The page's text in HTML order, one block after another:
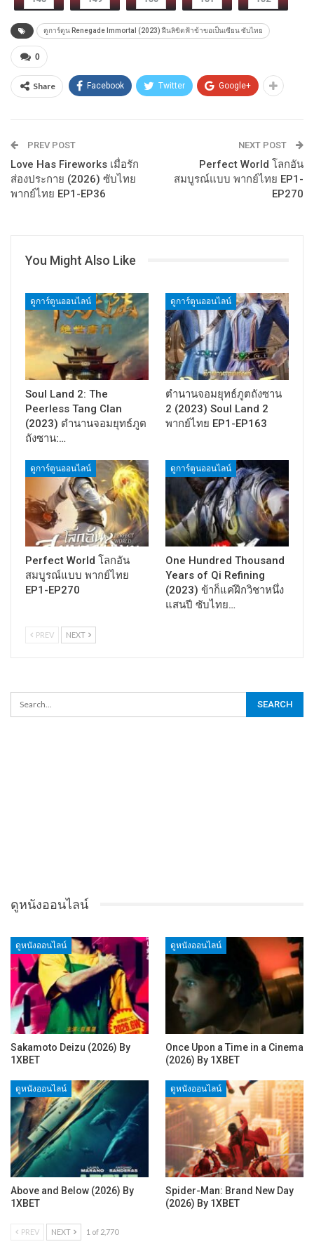
ดูการ์ตูน Renegade Immortal (2023) ฝืนลิขิตฟ้าข้าขอเป็นเซียน ซับไทย
0
Share Facebook Twitter Google+
PREV POST
Love Has Fireworks เมื่อรัก
ส่องประกาย (2026) ซับไทย
พากย์ไทย EP1-EP36
NEXT POST
Perfect World โลกอัน
สมบูรณ์แบบ พากย์ไทย EP1-
EP270
You Might Also Like
ดูการ์ตูนออนไลน์
Soul Land 2: The
Peerless Tang Clan
(2023) ตำนานจอมยุทธ์ภูต
ถังซาน:…
ดูการ์ตูนออนไลน์
ตำนานจอมยุทธ์ภูตถังซาน
2 (2023) Soul Land 2
พากย์ไทย EP1-EP163
ดูการ์ตูนออนไลน์
Perfect World โลกอัน
สมบูรณ์แบบ พากย์ไทย
EP1-EP270
ดูการ์ตูนออนไลน์
One Hundred Thousand
Years of Qi Refining
(2023) ข้าก็แค่ฝึกวิชาหนึ่ง
แสนปี ซับไทย…
PREV NEXT
ดูหนังออนไลน์
ดูหนังออนไลน์
Sakamoto Deizu (2026) By
1XBET
ดูหนังออนไลน์
Once Upon a Time in a Cinema
(2026) By 1XBET
ดูหนังออนไลน์
Above and Below (2026) By
1XBET
ดูหนังออนไลน์
Spider-Man: Brand New Day
(2026) By 1XBET
PREV NEXT 1 of 2,770